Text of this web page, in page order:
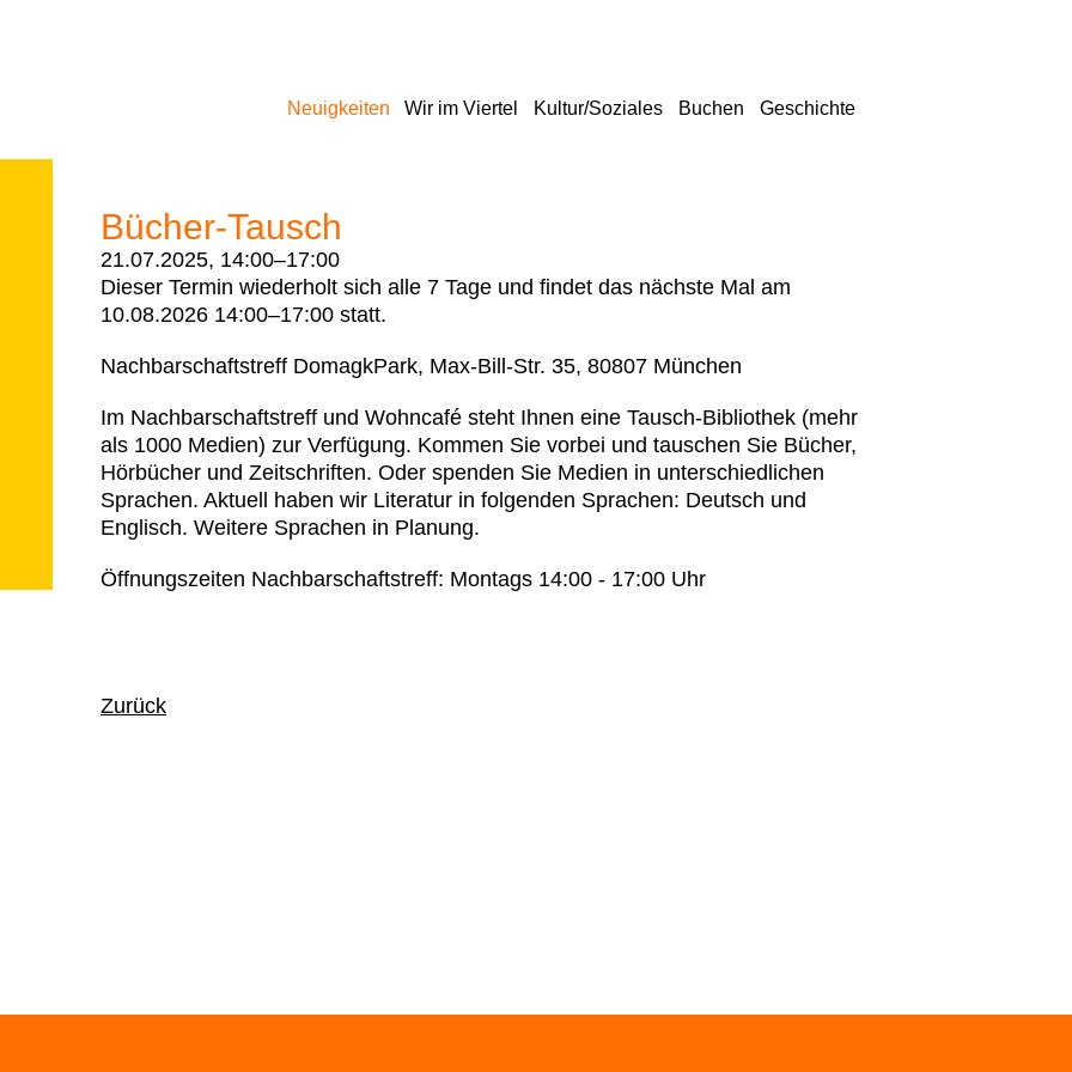
Neuigkeiten Wir im Viertel Kultur/Soziales Buchen Geschichte
Bücher-Tausch
21.07.2025, 14:00–17:00
Dieser Termin wiederholt sich alle 7 Tage und findet das nächste Mal am
10.08.2026 14:00–17:00statt.
Nachbarschaftstreff DomagkPark, Max-Bill-Str. 35, 80807 München
Im Nachbarschaftstreff und Wohncafé steht Ihnen eine Tausch-Bibliothek (mehr
als 1000 Medien) zur Verfügung. Kommen Sie vorbei und tauschen Sie Bücher,
Hörbücher und Zeitschriften. Oder spenden Sie Medien in unterschiedlichen
Sprachen. Aktuell haben wir Literatur in folgenden Sprachen: Deutsch und
Englisch. Weitere Sprachen in Planung.
Öffnungszeiten Nachbarschaftstreff: Montags 14:00 - 17:00 Uhr
Zurück